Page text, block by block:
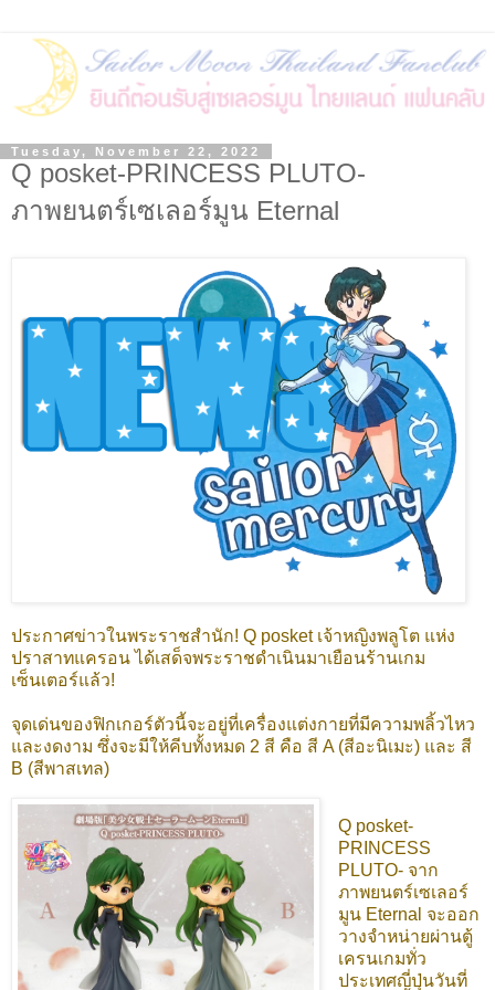
Tuesday, November 22, 2022
Q posket-PRINCESS PLUTO-
ภาพยนตร์เซเลอร์มูน Eternal
ประกาศข่าวในพระราชสำนัก! Q posket เจ้าหญิงพลูโต แห่ง
ปราสาทแครอน ได้เสด็จพระราชดําเนินมาเยือนร้านเกม
เซ็นเตอร์แล้ว!
จุดเด่นของฟิกเกอร์ตัวนี้จะอยู่ที่เครื่องแต่งกายที่มีความพลิ้วไหว
และงดงาม ซึ่งจะมีให้คีบทั้งหมด 2 สี คือ สี A (สีอะนิเมะ) และ สี
B (สีพาสเทล)
Q posket-
PRINCESS
PLUTO- จาก
ภาพยนตร์เซเลอร์
มูน Eternal จะออก
วางจำหน่ายผ่านตู้
เครนเกมทั่ว
ประเทศญี่ปุ่นวันที่